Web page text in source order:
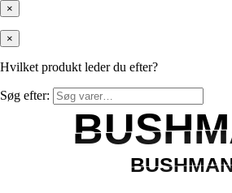
×
×
Hvilket produkt leder du efter?
Søg efter: